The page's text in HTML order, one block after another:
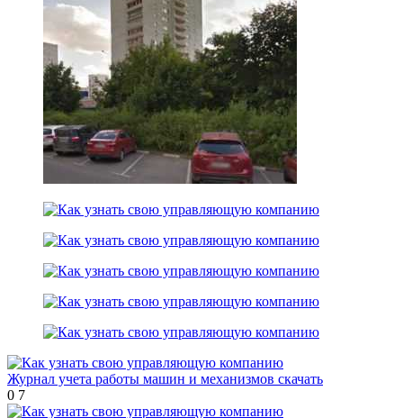
Журнал учета работы машин и механизмов скачать
0 7